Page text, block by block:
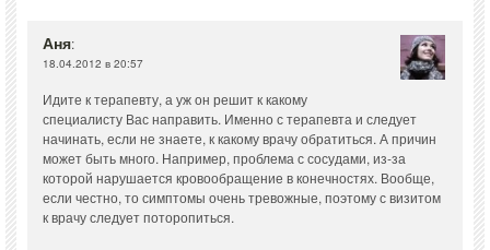
Аня:
18.04.2012 в 20:57
Идите к терапевту, а уж он решит к какому
специалисту Вас направить. Именно с терапевта и следует
начинать, если не знаете, к какому врачу обратиться. А причин
может быть много. Например, проблема с сосудами, из-за
которой нарушается кровообращение в конечностях. Вообще,
если честно, то симптомы очень тревожные, поэтому с визитом
к врачу следует поторопиться.